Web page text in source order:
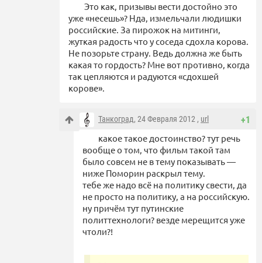
Это как, призывы вести достойно это
уже «несешь»? Нда, измельчали людишки
российские. За пирожок на митинги,
жуткая радость что у соседа сдохла корова.
Не позорьте страну. Ведь должна же быть
какая то гордость? Мне вот противно, когда
так цепляются и радуются «сдохшей
корове».
+1
Танкоград, 24 Февраля 2012 , url
какое такое достоинство? тут речь
вообще о том, что фильм такой там
было совсем не в тему показывать —
ниже Поморин раскрыл тему.
тебе же надо всё на политику свести, да
не просто на политику, а на российскую.
ну причём тут путинские
политтехнологи? везде мерещится уже
чтоли?!